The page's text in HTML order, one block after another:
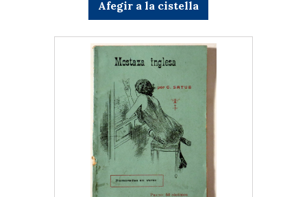
Afegir a la cistella